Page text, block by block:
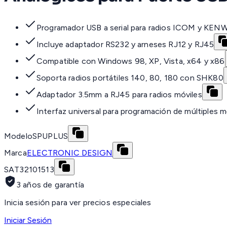
Programador USB a serial para radios ICOM y
Incluye adaptador RS232 y arneses RJ12 y RJ45
Compatible con Windows 98, XP, Vista, x64 y x86
Soporta radios portátiles 140, 80, 180 con SHK80
Adaptador 3.5mm a RJ45 para radios móviles
Interfaz universal para programación de múltiples
ModeloSPUPLUS
MarcaELECTRONIC DESIGN
SAT32101513
3 años de garantía
Inicia sesión para ver precios especiales
Iniciar Sesión